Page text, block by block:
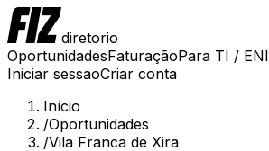
diretorio
OportunidadesFaturaçãoPara TI / ENI
Iniciar sessaoCriar conta
Início
/Oportunidades
/Vila Franca de Xira